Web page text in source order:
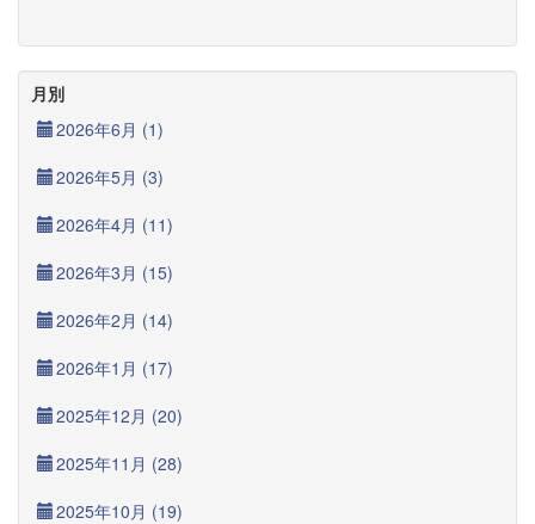
月別
2026年6月 (1)
2026年5月 (3)
2026年4月 (11)
2026年3月 (15)
2026年2月 (14)
2026年1月 (17)
2025年12月 (20)
2025年11月 (28)
2025年10月 (19)